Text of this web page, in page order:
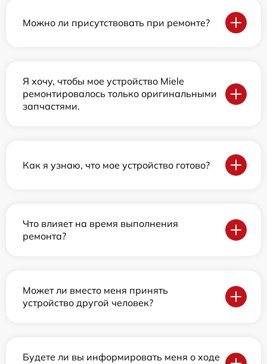
Можно ли присутствовать при ремонте?
Я хочу, чтобы мое устройство Miele
ремонтировалось только оригинальными
запчастями.
Как я узнаю, что мое устройство готово?
Что влияет на время выполнения
ремонта?
Может ли вместо меня принять
устройство другой человек?
Будете ли вы информировать меня о ходе